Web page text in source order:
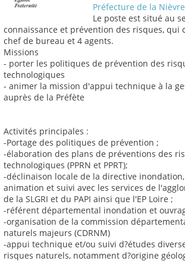
Préfecture de la Nièvre
Le poste est situé au
connaissance et prévention des risques, qui
chef de bureau et 4 agents.
Missions
- porter les politiques de prévention des
technologiques
- animer la mission d'appui technique à la
auprès de la Préfète
Activités principales :
-Portage des politiques de prévention ;
-élaboration des plans de préventions des
technologiques (PPRN et PPRT);
-déclinaison locale de la directive
animation et suivi avec les services de
de la SLGRI et du PAPI ainsi que l'EP Loire ;
-référent départemental inondation et
-organisation de la commission
naturels majeurs (CDRNM)
-appui technique et/ou suivi d?études
risques naturels, notamment d?origine